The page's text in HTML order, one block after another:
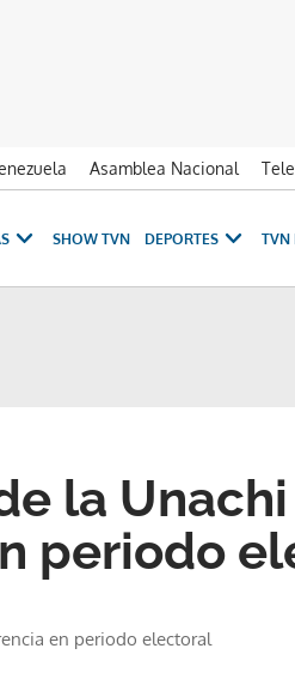
Asamblea Nacional
SHOW TVN DEPORTES TVN
la
periodo
en periodo electoral